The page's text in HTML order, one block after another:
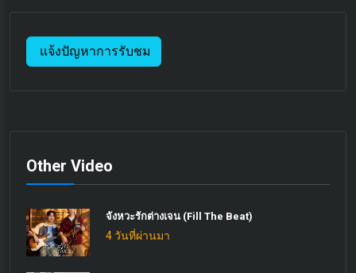
แจ้งปัญหาการรับชม
Other Video
จังหวะรักต่างเจน (Fill The Beat)
4 วันที่ผ่านมา